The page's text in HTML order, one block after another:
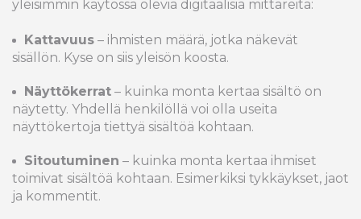
yleisimmin käytössä olevia digitaalisia mittareita:
Kattavuus – ihmisten määrä, jotka näkevät
sisällön. Kyse on siis yleisön koosta.
Näyttökerrat – kuinka monta kertaa sisältö on
näytetty. Yhdellä henkilöllä voi olla useita
näyttökertoja tiettyä sisältöä kohtaan.
Sitoutuminen – kuinka monta kertaa ihmiset
toimivat sisältöä kohtaan. Esimerkiksi tykkäykset, jaot
ja kommentit.